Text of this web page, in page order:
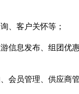
、客户关怀等；
信息发布、组团优
会员管理、供应商管